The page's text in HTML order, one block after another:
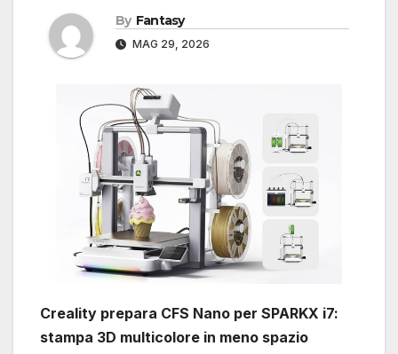
By Fantasy
MAG 29, 2026
Creality prepara CFS Nano per SPARKX i7:
stampa 3D multicolore in meno spazio